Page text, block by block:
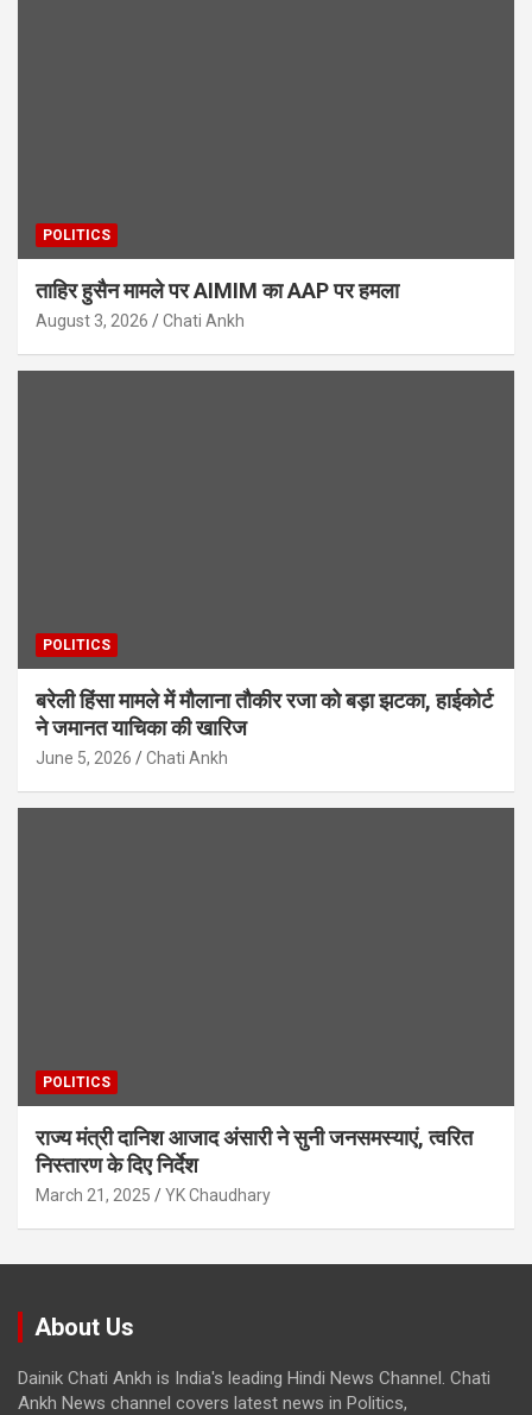
POLITICS
ताहिर हुसैन मामले पर AIMIM का AAP पर हमला
August 3, 2026 Chati Ankh
POLITICS
बरेली हिंसा मामले में मौलाना तौकीर रजा को बड़ा झटका, हाईकोर्ट
ने जमानत याचिका की खारिज
June 5, 2026 Chati Ankh
POLITICS
राज्य मंत्री दानिश आजाद अंसारी ने सुनी जनसमस्याएं, त्वरित
निस्तारण के दिए निर्देश
March 21, 2025 YK Chaudhary
About Us
Dainik Chati Ankh is India's leading Hindi News Channel. Chati
Ankh News channel covers latest news in Politics,